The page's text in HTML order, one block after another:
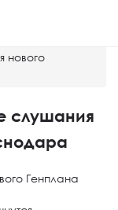
нового
слушания